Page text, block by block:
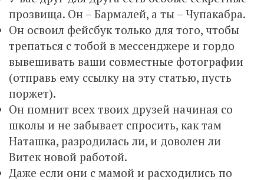
прозвища. Он – Бармалей, а ты – Чупакабра.
Он освоил фейсбук только для того, чтобы
трепаться с тобой в мессенджере и гордо
вывешивать ваши совместные фотографии
(отправь ему ссылку на эту статью, пусть
поржет).
Он помнит всех твоих друзей начиная со
школы и не забывает спросить, как там
Наташка, разродилась ли, и доволен ли
Витек новой работой.
Даже если они с мамой и расходились по